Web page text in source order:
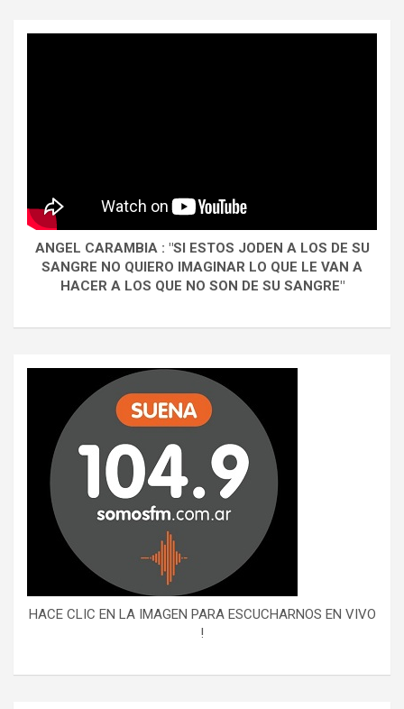
ANGEL CARAMBIA : "SI ESTOS JODEN A LOS DE SU
SANGRE NO QUIERO IMAGINAR LO QUE LE VAN A
HACER A LOS QUE NO SON DE SU SANGRE"
HACE CLIC EN LA IMAGEN PARA ESCUCHARNOS EN VIVO
!